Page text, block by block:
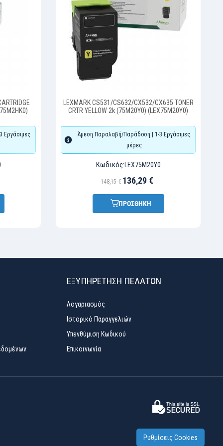
Εργάσιμες
LEXMARK CS531/CS632/CX532/CX635 TONER
CRTR YELLOW 2k (75M20Y0) (LEX75M20Y0)
Άμεση Παραλαβή/Παράδοση | 1-3 Εργάσιμες
μέρες
Κωδικός: LEX75M20Y0
148,15 € 136,29 €
ΠΡΟΣΘΗΚΗ
ΕΞΥΠΗΡΈΤΗΣΗ ΠΕΛΑΤΏΝ
Λογαριασμός
Ιστορικό Παραγγελιών
Υπενθύμιση Κωδικού
Επικοινωνία
Ρυθμίσεις Cookies